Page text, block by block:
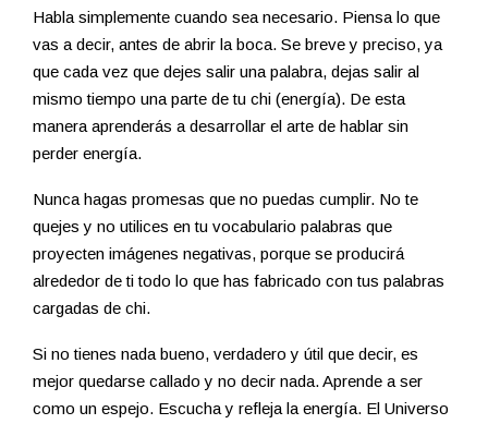
Habla simplemente cuando sea necesario. Piensa lo que
vas a decir, antes de abrir la boca. Se breve y preciso, ya
que cada vez que dejes salir una palabra, dejas salir al
mismo tiempo una parte de tu chi (energía). De esta
manera aprenderás a desarrollar el arte de hablar sin
perder energía.
Nunca hagas promesas que no puedas cumplir. No te
quejes y no utilices en tu vocabulario palabras que
proyecten imágenes negativas, porque se producirá
alrededor de ti todo lo que has fabricado con tus palabras
cargadas de chi.
Si no tienes nada bueno, verdadero y útil que decir, es
mejor quedarse callado y no decir nada. Aprende a ser
como un espejo. Escucha y refleja la energía. El Universo